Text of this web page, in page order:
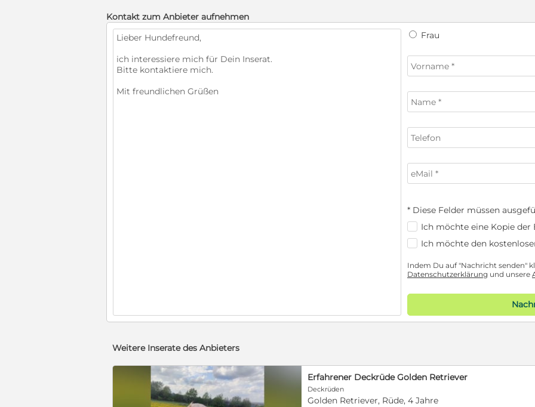
Kontakt zum Anbieter aufnehmen
Frau
* Diese Felder müssen
Ich möchte eine Kopie der
Ich möchte den
Indem Du auf "Nachricht senden"
Datenschutzerklärung und unsere
Weitere Inserate des Anbieters
Erfahrener Deckrüde Golden Retriever
Deckrüden
Golden Retriever, Rüde, 4 Jahre